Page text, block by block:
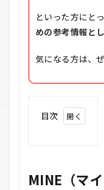
といった方にとっ
めの参考情報と
気になる方は、
目次
MINE（マ
ミ
MINE（マ